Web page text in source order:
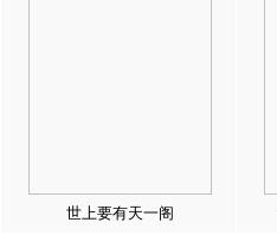
世上要有天一阁